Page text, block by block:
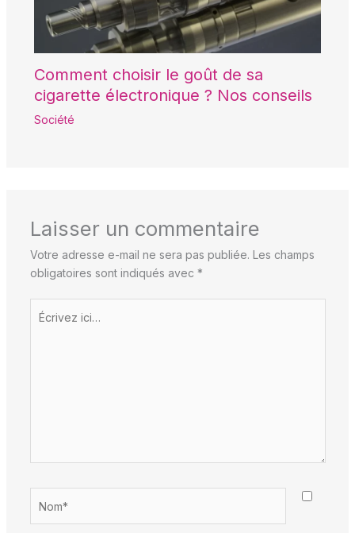
Comment choisir le goût de sa
cigarette électronique ? Nos conseils
Société
Laisser un commentaire
Votre adresse e-mail ne sera pas publiée. Les champs
obligatoires sont indiqués avec *
ici…